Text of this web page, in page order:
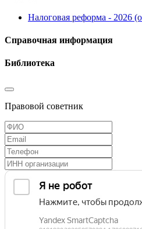
Налоговая реформа - 2026
Справочная информация
Библиотека
Правовой советник